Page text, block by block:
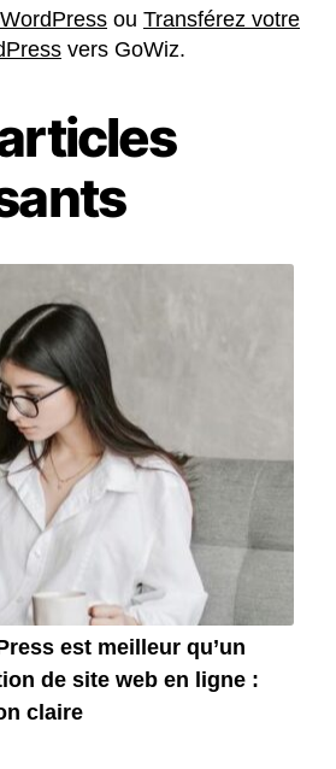
ou Transférez votre
vers GoWiz.
est meilleur qu’un
de site web en ligne :
claire